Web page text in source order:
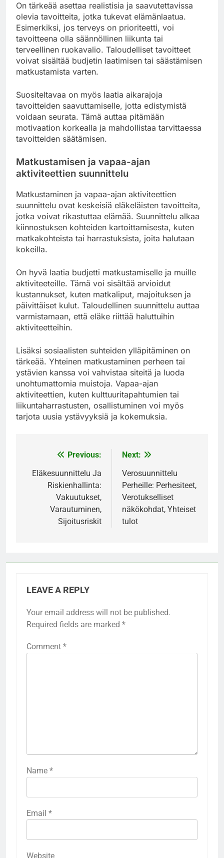
On tärkeää asettaa realistisia ja saavutettavissa
olevia tavoitteita, jotka tukevat elämänlaatua.
Esimerkiksi, jos terveys on prioriteetti, voi
tavoitteena olla säännöllinen liikunta tai
terveellinen ruokavalio. Taloudelliset tavoitteet
voivat sisältää budjetin laatimisen tai säästämisen
matkustamista varten.
Suositeltavaa on myös laatia aikarajoja
tavoitteiden saavuttamiselle, jotta edistymistä
voidaan seurata. Tämä auttaa pitämään
motivaation korkealla ja mahdollistaa tarvittaessa
tavoitteiden säätämisen.
Matkustamisen ja vapaa-ajan
aktiviteettien suunnittelu
Matkustaminen ja vapaa-ajan aktiviteettien
suunnittelu ovat keskeisiä eläkeläisten tavoitteita,
jotka voivat rikastuttaa elämää. Suunnittelu alkaa
kiinnostuksen kohteiden kartoittamisesta, kuten
matkakohteista tai harrastuksista, joita halutaan
kokeilla.
On hyvä laatia budjetti matkustamiselle ja muille
aktiviteeteille. Tämä voi sisältää arvioidut
kustannukset, kuten matkaliput, majoituksen ja
päivittäiset kulut. Taloudellinen suunnittelu auttaa
varmistamaan, että eläke riittää haluttuihin
aktiviteetteihin.
Lisäksi sosiaalisten suhteiden ylläpitäminen on
tärkeää. Yhteinen matkustaminen perheen tai
ystävien kanssa voi vahvistaa siteitä ja luoda
unohtumattomia muistoja. Vapaa-ajan
aktiviteettien, kuten kulttuuritapahtumien tai
liikuntaharrastusten, osallistuminen voi myös
tarjota uusia ystävyyksiä ja kokemuksia.
navigation
Previous:
Eläkesuunnittelu Ja
Riskienhallinta:
Vakuutukset,
Varautuminen,
Sijoitusriskit
Next:
Verosuunnittelu
Perheille: Perhesiteet,
Verotukselliset
näkökohdat, Yhteiset
tulot
LEAVE A REPLY
Your email address will not be published.
Required fields are marked *
Comment *
Name *
Email *
Website